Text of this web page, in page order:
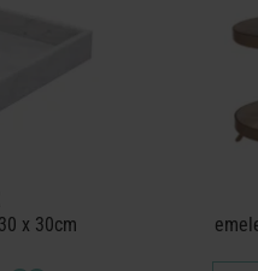
x 30cm